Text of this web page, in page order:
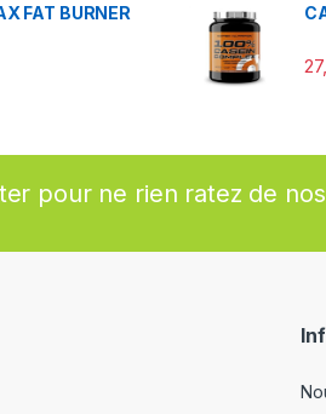
FAT BURNER
pour ne rien ratez de